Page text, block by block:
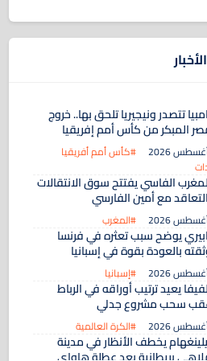
تتصدر ونيجيريا تلحق بها.. خروج
المبكر من كأس أمم إفريقيا
#كأس أمم أفريقيا
الفاسي يفتتح سوق الانتقالات
مع أمين الفارسي
#المغرب
يوضح سبب تعثره في فرنسا
بالعودة بقوة في إسبانيا
#إسبانيا
يعيد ترتيب أوراقه في الرباط
سحب مشروع جدلي
#الكرة العالمية
يخطف الأنظار في مدينة